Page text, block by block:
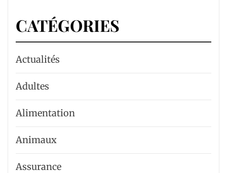
CATÉGORIES
Actualités
Adultes
Alimentation
Animaux
Assurance